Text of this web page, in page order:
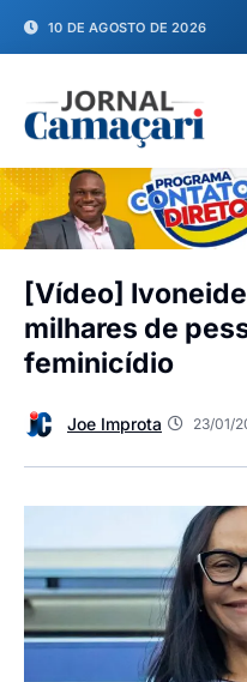
10 DE AGOSTO DE 2026
[Vídeo]
milhares de
feminicídio
Joe Improta 23/01/